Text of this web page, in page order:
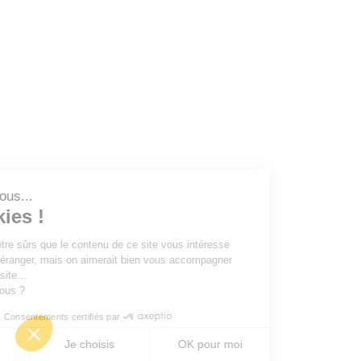
nous...
!
d'être sûrs que le contenu de ce site vous intéresse
déranger, mais on aimerait bien vous accompagner
visite...
vous ?
Consentements certifiés par
Je choisis OK pour moi